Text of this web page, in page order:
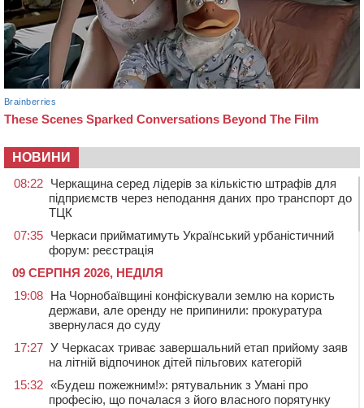
НОВИНИ
08:22 Черкащина серед лідерів за кількістю штрафів для
підприємств через неподання даних про транспорт до
ТЦК
07:35 Черкаси прийматимуть Український урбаністичний
форум: реєстрація
09 СЕРПНЯ 2026, НЕДІЛЯ
19:08 На Чорнобаївщині конфіскували землю на користь
держави, але оренду не припинили: прокуратура
звернулася до суду
17:27 У Черкасах триває завершальний етап прийому заяв
на літній відпочинок дітей пільгових категорій
15:32 «Будеш пожежним!»: рятувальник з Умані про
професію, що почалася з його власного порятунку